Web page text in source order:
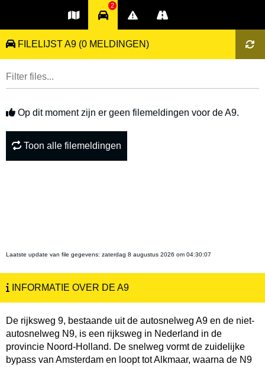
2
FILELIJST A9 (0 MELDINGEN)
Op dit moment zijn er geen filemeldingen voor de A9.
Toon alle filemeldingen
Laatste update van file gegevens: zaterdag 8 augustus 2026 om 04:30:07
INFORMATIE OVER DE A9
De rijksweg 9, bestaande uit de autosnelweg A9 en de niet-
autosnelweg N9, is een rijksweg in Nederland in de
provincie Noord-Holland. De snelweg vormt de zuidelijke
bypass van Amsterdam en loopt tot Alkmaar, waarna de N9